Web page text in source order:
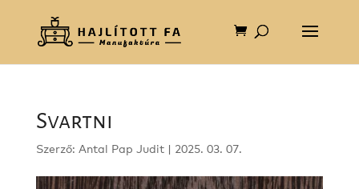
Svartni
Szerző: Antal Pap Judit| 2025. 03. 07.